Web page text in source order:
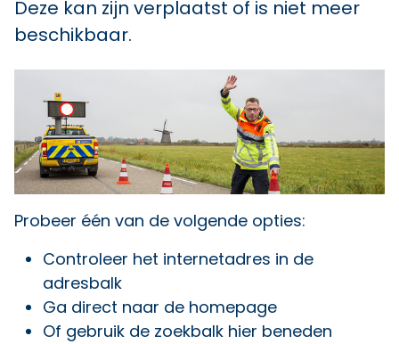
Deze kan zijn verplaatst of is niet meer
beschikbaar.
Probeer één van de volgende opties:
Controleer het internetadres in de
adresbalk
Ga direct naar de homepage
Of gebruik de zoekbalk hier beneden